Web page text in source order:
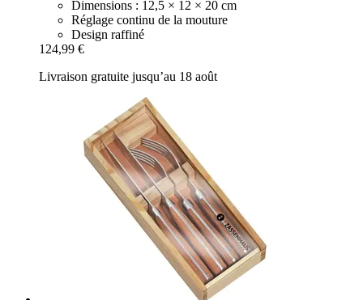
Dimensions : 12,5 × 12 × 20 cm
Réglage continu de la mouture
Design raffiné
124,99 €
Livraison gratuite jusqu’au 18 août